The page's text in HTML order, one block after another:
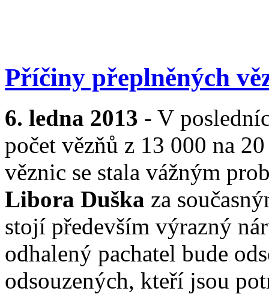
Příčiny přeplněných
6. ledna 2013 - V
počet vězňů z 13 000 na
věznic se stala vážným
Libora Duška za
stojí především výrazný
odhalený pachatel bude
odsouzených, kteří jsou